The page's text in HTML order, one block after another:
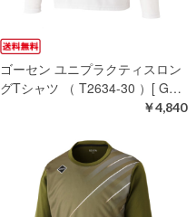
ゴーセン ユニプラクティスロン
グTシャツ （ T2634-30 ）[ G…
￥4,840